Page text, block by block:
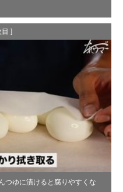
目 ]
つゆに漬けると腐りやすくな